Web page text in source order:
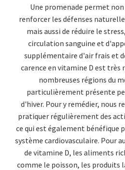
Une promenade permet
renforcer les défenses
mais aussi de réduire le
circulation sanguine et
supplémentaire d'air frais et
carence en vitamine D est très
nombreuses régions du
particulièrement présente
d'hiver. Pour y remédier, nous
pratiquer régulièrement des
ce qui est également bénéfique
système cardiovasculaire. Pour
de vitamine D, les aliments
comme le poisson, les produits